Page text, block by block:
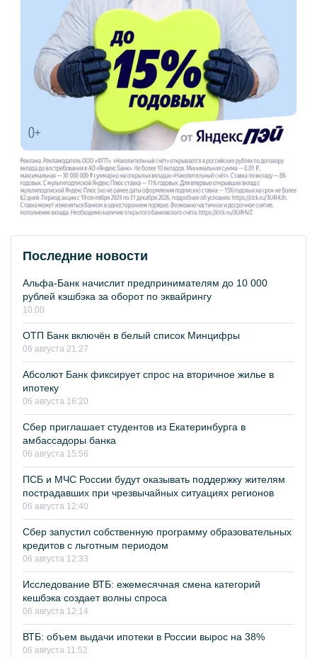
Последние новости
Альфа-Банк начислит предпринимателям до 10 000
рублей кэшбэка за оборот по эквайрингу
10:00
ОТП Банк включён в белый список Минцифры
06 августа 21:27
Абсолют Банк фиксирует спрос на вторичное жилье в
ипотеку
06 августа 16:20
Сбер приглашает студентов из Екатеринбурга в
амбассадоры банка
06 августа 15:56
ПСБ и МЧС России будут оказывать поддержку жителям
пострадавших при чрезвычайных ситуациях регионов
06 августа 12:40
Сбер запустил собственную программу образовательных
кредитов с льготным периодом
06 августа 12:33
Исследование ВТБ: ежемесячная смена категорий
кешбэка создает волны спроса
06 августа 12:14
ВТБ: объем выдачи ипотеки в России вырос на 38%
06 августа 11:52